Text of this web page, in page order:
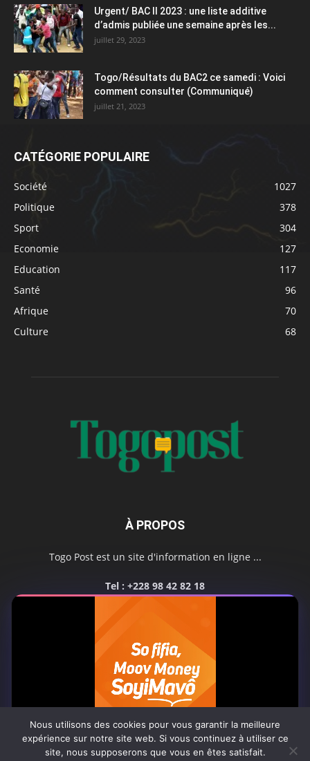
Urgent/ BAC II 2023 : une liste additive
d’admis publiée une semaine après les...
juillet 29, 2023
Togo/Résultats du BAC2 ce samedi : Voici
comment consulter (Communiqué)
juillet 21, 2023
CATÉGORIE POPULAIRE
Société
1027
Politique
378
Sport
304
Economie
127
Education
117
Santé
96
Afrique
70
Culture
68
À PROPOS
Togo Post est un site d'information en ligne ...
Tel : +228 98 42 82 18
SUIVEZ NOUS
Nous utilisons des cookies pour vous garantir la meilleure
expérience sur notre site web. Si vous continuez à utiliser ce
site, nous supposerons que vous en êtes satisfait.